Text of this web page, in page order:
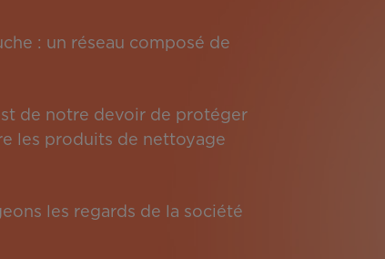
: un réseau composé de
de notre devoir de protéger
les produits de nettoyage
les regards de la société